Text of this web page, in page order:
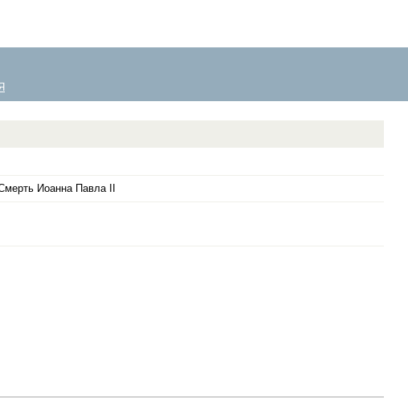
Иоанна Павла II